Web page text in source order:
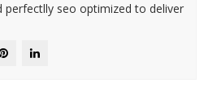
perfectlly seo optimized to deliver